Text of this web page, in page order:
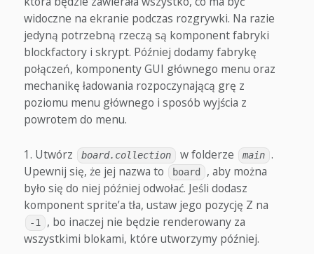
widoczne na ekranie podczas rozgrywki. Na razie
jedyną potrzebną rzeczą są komponent fabryki
blockfactory i skrypt. Później dodamy fabrykę
połączeń, komponenty GUI głównego menu oraz
mechanikę ładowania rozpoczynającą grę z
poziomu menu głównego i sposób wyjścia z
powrotem do menu.
Utwórz board.collection w folderze main .
Upewnij się, że jej nazwa to
board
, aby można
było się do niej później odwołać. Jeśli dodasz
komponent sprite’a tła, ustaw jego pozycję Z na
-1
, bo inaczej nie będzie renderowany za
wszystkimi blokami, które utworzymy później.